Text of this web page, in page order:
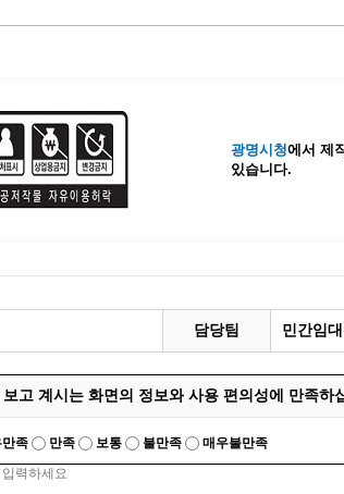
배치신고
수·관리 제도
시민참여방
행정규제 개혁
적극행정
광명시민대상
시민건의
고향사랑기부제
광명시청에서 제
있습니다.
담당팀 민간임
보고 계시는 화면의 정보와 사용 편의성에 만족하
족 만족 보통 불만족 매우불만족